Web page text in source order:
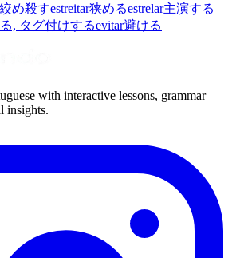
絞め殺すestreitar狭めるestrelar主演する
, タグ付けするevitar避ける
with interactive lessons, grammar
insights.